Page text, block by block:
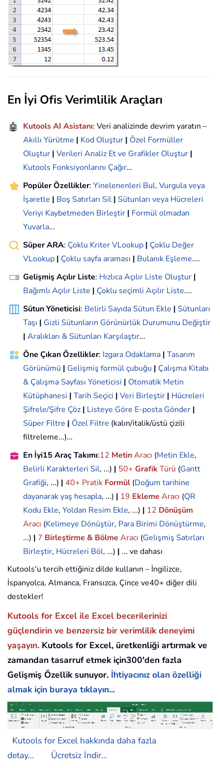
En İyi Ofis Verimlilik Araçları
🤖 Kutools AI Asistanı: Veri analizinde devrim yaratın –
Akıllı Yürütme | Kod Oluştur | Özel Formüller
Oluştur | Verileri Analiz Et ve Grafikler Oluştur |
Kutools Fonksiyonlarını Çağır…
Popüler Özellikler: Yinelenenleri Bul, Vurgula veya
İşaretle | Boş Satırları Sil | Sütunları veya Hücreleri
Veriyi Kaybetmeden Birleştir | Formül olmadan
Yuvarla...
Süper ARA: Çoklu Kriter VLookup | Çoklu Değer
VLookup | Çoklu sayfa araması | Bulanık Eşleme....
Gelişmiş Açılır Liste: Hızlıca Açılır Liste Oluştur |
Bağımlı Açılır Liste | Çoklu seçimli Açılır Liste....
Sütun Yöneticisi: Belirli Sayıda Sütun Ekle | Sütunları
Taşı | Gizli Sütunların Görünürlük Durumunu Değiştir
| Aralıkları & Sütunları Karşılaştır...
Öne Çıkan Özellikler: Izgara Odaklama | Tasarım
Görünümü | Gelişmiş formül çubuğu | Çalışma Kitabı
& Çalışma Sayfası Yöneticisi | Otomatik Metin
Kütüphanesi | Tarih Seçici | Veri Birleştir | Hücreleri
Şifrele/Şifre Çöz | Listeye Göre E-posta Gönder |
Süper Filtre | Özel Filtre (kalın/italik/üstü çizili
filtreleme...)...
En İyi15 Araç Takımı:12 MetinAracı (Metin Ekle,
Belirli Karakterleri Sil, ...) | 50+ GrafikTürü (Gantt
Grafiği, ...) | 40+ Pratik Formül (Doğum tarihine
dayanarak yaş hesapla, ...) | 19 Ekleme Aracı (QR
Kodu Ekle, Yoldan Resim Ekle, ...) | 12 Dönüşüm
Aracı (Kelimeye Dönüştür, Para Birimi Dönüştürme,
...) | 7 Birleştirme & Bölme Aracı (Gelişmiş Satırları
Birleştir, Hücreleri Böl, ...) | ... ve dahası
Kutools'u tercih ettiğiniz dilde kullanın – İngilizce,
İspanyolca, Almanca, Fransızca, Çince ve40+ diğer dili
destekler!
Kutools for Excel ile Excel becerilerinizi
güçlendirin ve benzersiz bir verimlilik deneyimi
yaşayın. Kutools for Excel, üretkenliği artırmak ve
zamandan tasarruf etmek için300'den fazla
Gelişmiş Özellik sunuyor. İhtiyacınız olan özelliği
almak için buraya tıklayın...
Kutools for Excel hakkında daha fazla
detay...
Ücretsiz İndir...